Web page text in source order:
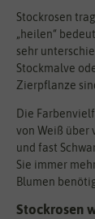
Stockrosen
„heilen“
sehr
Stockmalve
Zierpflanze
Die
von Weiß über
und fast
Sie immer
Blumen
Stockrosen